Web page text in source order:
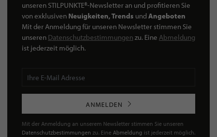
unseren STILPUNKTE®-Newsletter an und profitieren Sie
von exklusiven Neuigkeiten, Trends undAngeboten
Mit der Anmeldung für unseren Newsletter stimmen Sie
unseren Datenschutzbestimmungen zu. Eine Abmeldung
ist jederzeit möglich.
ANMELDEN
Mit der Anmeldung an unserem Newsletter stimmen Sie unseren
Datenschutzbestimmungen zu. Eine Abmeldung ist jederzeit möglich.